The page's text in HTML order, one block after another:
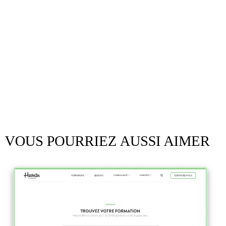
VOUS POURRIEZ AUSSI AIMER